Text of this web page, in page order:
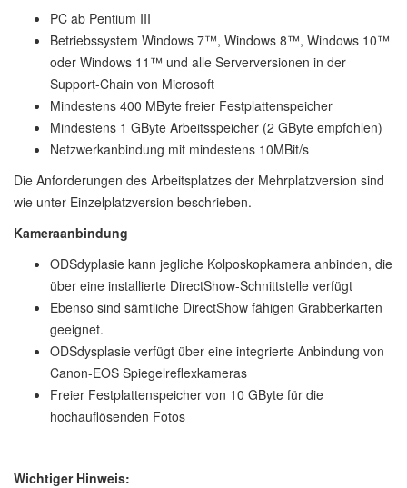
PC ab Pentium III
Betriebssystem Windows 7™, Windows 8™, Windows 10™
oder Windows 11™ und alle Serverversionen in der
Support-Chain von Microsoft
Mindestens 400 MByte freier Festplattenspeicher
Mindestens 1 GByte Arbeitsspeicher (2 GByte empfohlen)
Netzwerkanbindung mit mindestens 10MBit/s
Die Anforderungen des Arbeitsplatzes der Mehrplatzversion sind
wie unter Einzelplatzversion beschrieben.
Kameraanbindung
ODSdyplasie kann jegliche Kolposkopkamera anbinden, die
über eine installierte DirectShow-Schnittstelle verfügt
Ebenso sind sämtliche DirectShow fähigen Grabberkarten
geeignet.
ODSdysplasie verfügt über eine integrierte Anbindung von
Canon-EOS Spiegelreflexkameras
Freier Festplattenspeicher von 10 GByte für die
hochauflösenden Fotos
Wichtiger Hinweis: